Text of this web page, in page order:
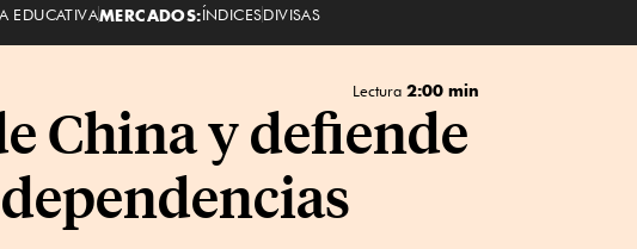
EDUCATIVAMERCADOS:ÍNDICESDIVISAS
Lectura 2:00 min
China y defiende